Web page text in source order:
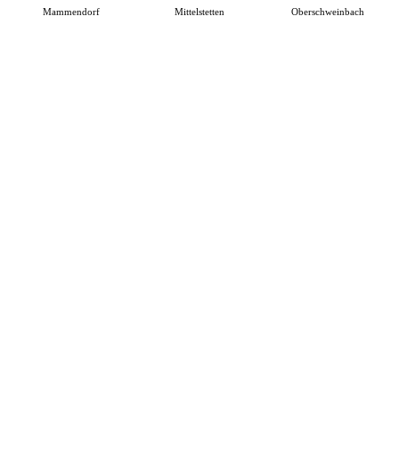
Mammendorf Mittelstetten Oberschweinbach